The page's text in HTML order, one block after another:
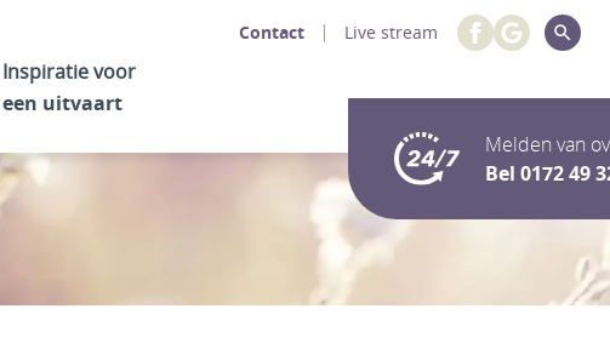
Contact Live stream
Melden van
Bel 0172 49
Inspiratie voor
een uitvaart